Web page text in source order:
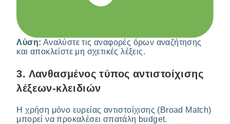
Λύση: Αναλύστε τις αναφορές όρων αναζήτησης
και αποκλείστε μη σχετικές λέξεις.
3. Λανθασμένος τύπος αντιστοίχισης
λέξεων-κλειδιών
Η χρήση μόνο ευρείας αντιστοίχισης (Broad Match)
μπορεί να προκαλέσει σπατάλη budget.